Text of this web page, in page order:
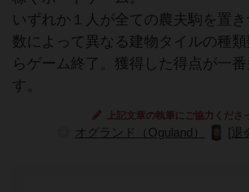
いずれか１人が全ての農夫駒を置
数によって異なる建物タイルの種
らゲーム終了。獲得した得点が一
す。
上記文章の執筆にご協力くださ
オグランド（Oguland） [退